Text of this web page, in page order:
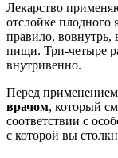
Лекарство
отслойке плодного
правило, вовнутрь,
пищи. Три-четыре
внутривенно.
Перед применением
врачом, который
соответствии с
с которой вы